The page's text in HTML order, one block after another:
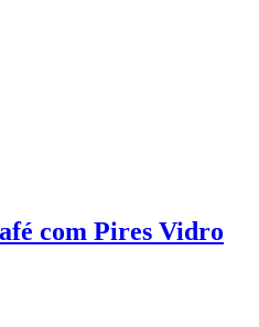
com Pires Vidro